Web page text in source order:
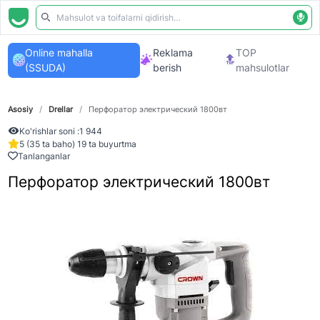
Online mahalla
(SSUDA)
Reklama
berish
TOP
mahsulotlar
Asosiy / Drellar / Перфоратор электрический 1800вт
Ko'rishlar soni :1 944
5 (35 ta baho) 19 ta buyurtma
Tanlanganlar
Перфоратор электрический 1800вт